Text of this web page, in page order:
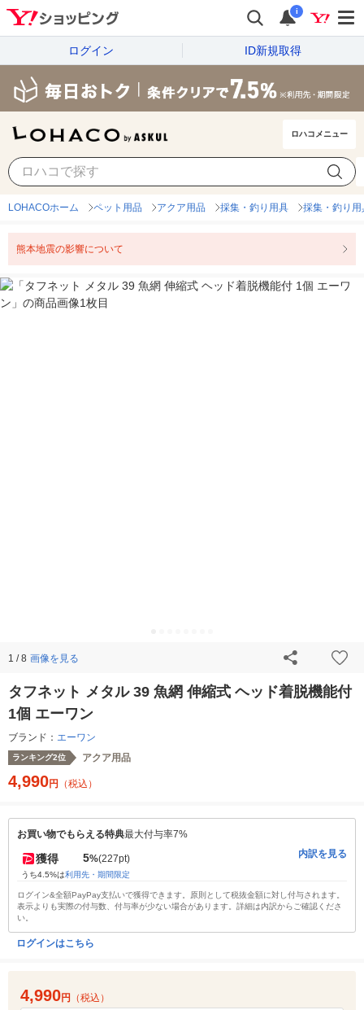
i
ログイン ID新規取得
ロハコメニュー
LOHACOホーム ペット用品 アクア用品 採集・釣り用具 採集・釣り用
熊本地震の影響について
1 / 8 画像を見る
タフネット メタル 39 魚網 伸縮式 ヘッド着脱機能付
1個 エーワン
ブランド： エーワン
ランキング2位 アクア用品
4,990円 （税込）
お買い物でもらえる特典最大付与率7%
獲得 5%(227pt)
うち4.5%は利用先・期間限定
内訳を見る
ログイン&全額PayPay支払いで獲得できます。原則として税抜金額に対し付与されます。
表示よりも実際の付与数、付与率が少ない場合があります。詳細は内訳からご確認くださ
い。
ログインはこちら
4,990円 （税込）